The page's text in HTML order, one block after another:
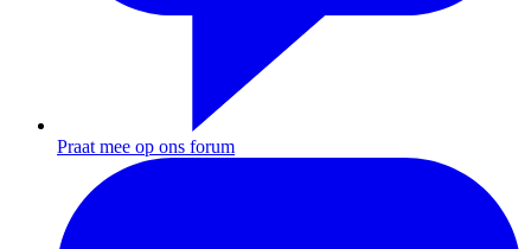
Praat mee op ons forum